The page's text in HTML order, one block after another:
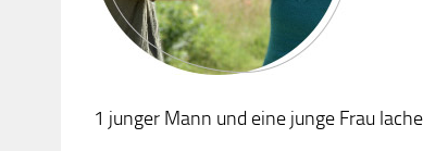
1 junger Mann und eine junge Frau